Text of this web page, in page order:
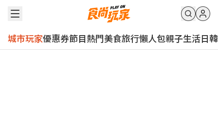
城市玩家優惠券節目熱門美食旅行懶人包親子生活日韓